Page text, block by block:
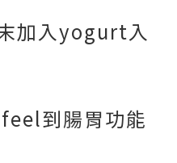
加入yogurt入
到腸胃功能